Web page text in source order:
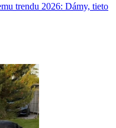
trendu 2026: Dámy, tieto